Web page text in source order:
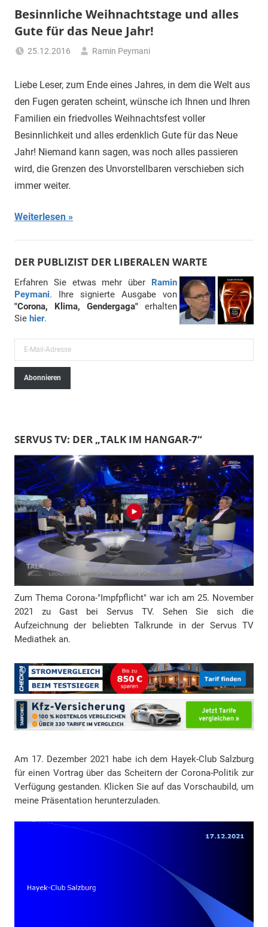
Besinnliche Weihnachtstage und alles
Gute für das Neue Jahr!
25.12.2016
Ramin Peymani
Liebe Leser, zum Ende eines Jahres, in dem die Welt aus
den Fugen geraten scheint, wünsche ich Ihnen und Ihren
Familien ein friedvolles Weihnachtsfest voller
Besinnlichkeit und alles erdenklich Gute für das Neue
Jahr! Niemand kann sagen, was noch alles passieren
wird, die Grenzen des Unvorstellbaren verschieben sich
immer weiter.
Weiterlesen
DER PUBLIZIST DER LIBERALEN WARTE
Erfahren Sie etwas mehr über Ramin
Peymani. Ihre signierte Ausgabe von
"Corona, Klima, Gendergaga" erhalten
Sie hier.
-
-
A
d
r
e
s
s
Abonnieren
SERVUS TV: DER „TALK IM HANGAR-7“
Zum Thema Corona-"Impfpflicht" war ich am 25. November
2021 zu Gast bei Servus TV. Sehen Sie sich die
Aufzeichnung der beliebten Talkrunde in der Servus TV
Mediathek an.
Am 17. Dezember 2021 habe ich dem Hayek-Club Salzburg
für einen Vortrag über das Scheitern der Corona-Politik zur
Verfügung gestanden. Klicken Sie auf das Vorschaubild, um
meine Präsentation herunterzuladen.